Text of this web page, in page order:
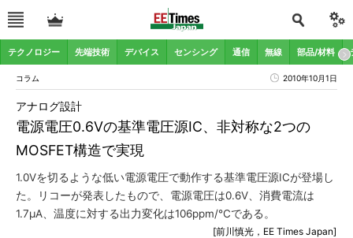
テクノロジー 先端技術 デバイス センシング 通信 無線 部品/材料
コラム 2010年10月1日
電源電圧0.6Vの基準電圧源IC、非対称な2つの
MOSFET構造で実現
アナログ設計
1.0Vを切るような低い電源電圧で動作する基準電圧源ICが登場し
た。リコーが発表したもので、電源電圧は0.6V、消費電流は
1.7μA、温度に対する出力変化は106ppm/℃である。
[前川慎光，EE Times Japan]